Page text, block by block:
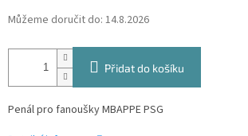
Můžeme doručit do: 14.8.2026
Přidat do košíku
Penál pro fanoušky MBAPPE PSG